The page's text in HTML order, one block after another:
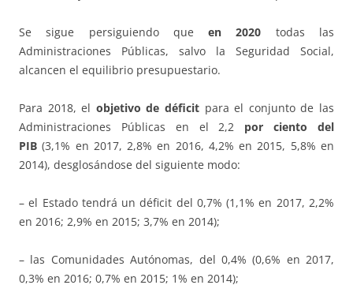
Se sigue persiguiendo queen 2020 todas las
Administraciones Públicas, salvo la Seguridad Social,
alcancen el equilibrio presupuestario.
Para 2018, el objetivo de déficit para el conjunto de las
Administraciones Públicas en el 2,2 por ciento del
PIB(3,1% en 2017, 2,8% en 2016, 4,2% en 2015, 5,8% en
2014), desglosándose del siguiente modo:
– el Estado tendrá un déficit del 0,7% (1,1% en 2017, 2,2%
en 2016; 2,9% en 2015; 3,7% en 2014);
– las Comunidades Autónomas, del 0,4% (0,6% en 2017,
0,3% en 2016; 0,7% en 2015; 1% en 2014);